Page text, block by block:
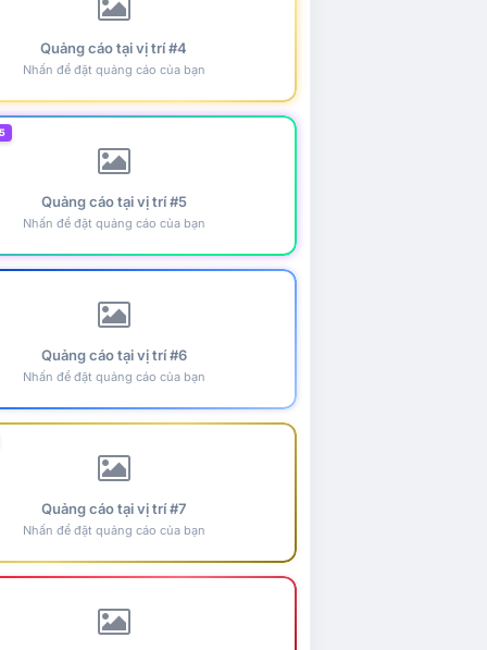
Quảng cáo tại vị trí #4
Nhấn để đặt quảng cáo của bạn
Quảng cáo tại vị trí #5
Nhấn để đặt quảng cáo của bạn
Quảng cáo tại vị trí #6
Nhấn để đặt quảng cáo của bạn
Quảng cáo tại vị trí #7
Nhấn để đặt quảng cáo của bạn